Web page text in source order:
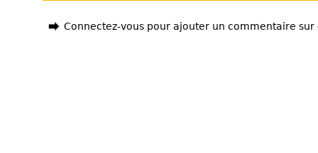
Connectez-vous pour ajouter un commentaire sur